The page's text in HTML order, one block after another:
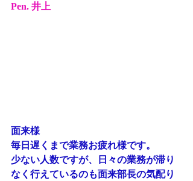
Pen. 井上
面来様
毎日遅くまで業務お疲れ様です。
少ない人数ですが、日々の業務が滞り
なく行えているのも面来部長の気配り